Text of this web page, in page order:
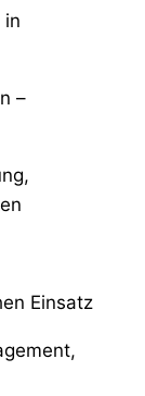
in
–
Einsatz